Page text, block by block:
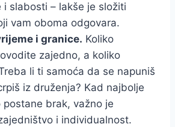
i slabosti – lakše je složiti
vam oboma odgovara.
i granice. Koliko
zajedno, a koliko
li ti samoća da se napuniš
iz druženja? Kad najbolje
postane brak, važno je
i individualnost.